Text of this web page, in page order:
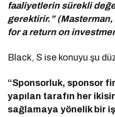
faaliyetlerin sürekli
gerektirir.”
for a return on
Black, S ise konuyu şu
“Sponsorluk, sponsor
yapılan tarafın her
sağlamaya yönelik bir iş